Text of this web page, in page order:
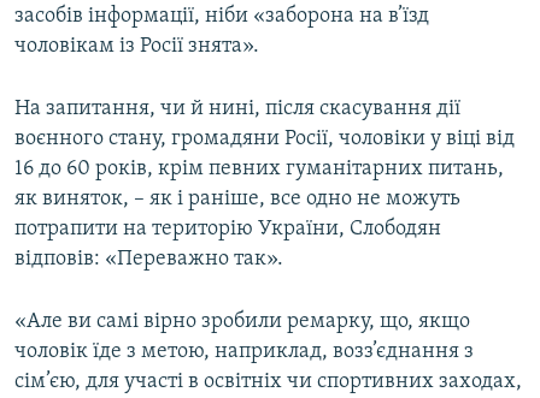
засобів інформації, ніби «заборона на в’їзд
чоловікам із Росії знята».
На запитання, чи й нині, після скасування дії
воєнного стану, громадяни Росії, чоловіки у віці від
16 до 60 років, крім певних гуманітарних питань,
як виняток, – як і раніше, все одно не можуть
потрапити на територію України, Слободян
відповів: «Переважно так».
«Але ви самі вірно зробили ремарку, що, якщо
чоловік їде з метою, наприклад, возз’єднання з
сім’єю, для участі в освітніх чи спортивних заходах,